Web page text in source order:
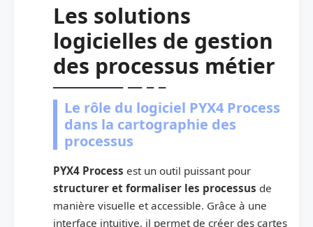
Les solutions
logicielles de gestion
des processus métier
Le rôle du logiciel PYX4 Process
dans la cartographie des
processus
PYX4 Process est un outil puissant pour
structurer et formaliser les processus de
manière visuelle et accessible. Grâce à une
interface intuitive, il permet de créer des cartes